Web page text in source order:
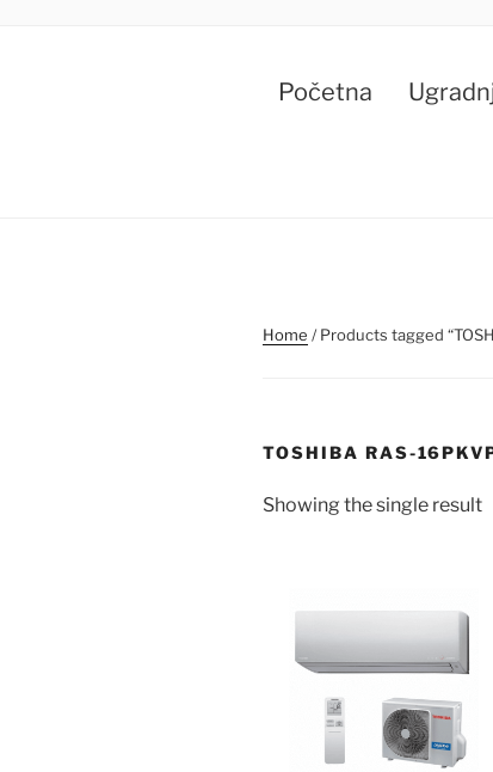
Početna
Home / Products tagged
TOSHIBA RAS-
Showing the single result